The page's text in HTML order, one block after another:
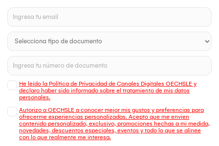
He leído la Política de Privacidad de Canales Digitales OECHSLE y
declaro haber sido informado sobre el tratamiento de mis datos
personales.
Autorizo a OECHSLE a conocer mejor mis gustos y preferencias para
ofrecerme experiencias personalizadas. Acepto que me envien
contenido personalizado, exclusivo, promociones hechas a mi medida,
novedades, descuentos especiales, eventos y todo lo que se alinee
con lo que realmente me interesa.